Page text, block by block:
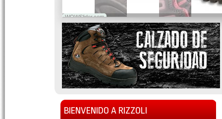
WOWSlider.com
BIENVENIDO A RIZZOLI